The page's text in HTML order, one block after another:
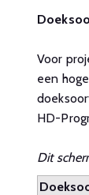
Voor
een
HD-
Dit